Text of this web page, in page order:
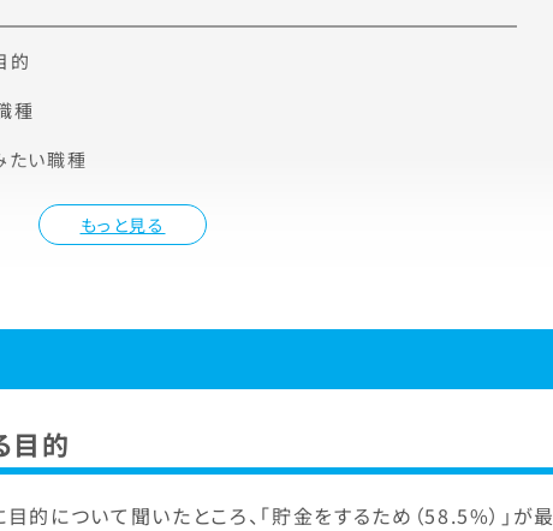
もっと見る
的
種
たい職種
目的
的について聞いたところ、「貯金をするため（58.5%）」が最